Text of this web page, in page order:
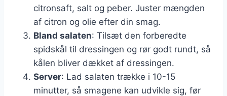
citronsaft, salt og peber. Juster mængden
af citron og olie efter din smag.
Bland salaten: Tilsæt den forberedte
spidskål til dressingen og rør godt rundt, så
kålen bliver dækket af dressingen.
Server: Lad salaten trække i 10-15
minutter, så smagene kan udvikle sig, før